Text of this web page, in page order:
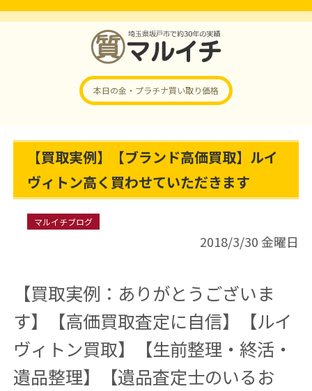
本日の金・プラチナ買い取り価格
【買取実例】【ブランド高価買取】ルイ
ヴィトン高く買わせていただきます
マルイチブログ
2018/3/30 金曜日
【買取実例：ありがとうございま
す】【高価買取査定に自信】【ルイ
ヴィトン買取】【生前整理・終活・
遺品整理】【遺品査定士のいるお